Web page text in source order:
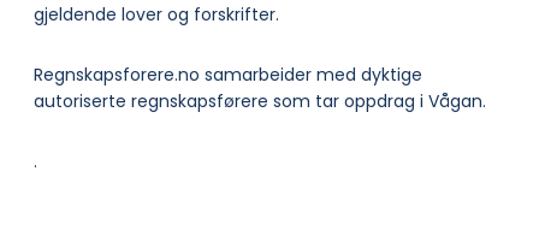
gjeldende lover og forskrifter.
Regnskapsforere.no samarbeider med dyktige
autoriserte regnskapsførere som tar oppdrag i Vågan.
.